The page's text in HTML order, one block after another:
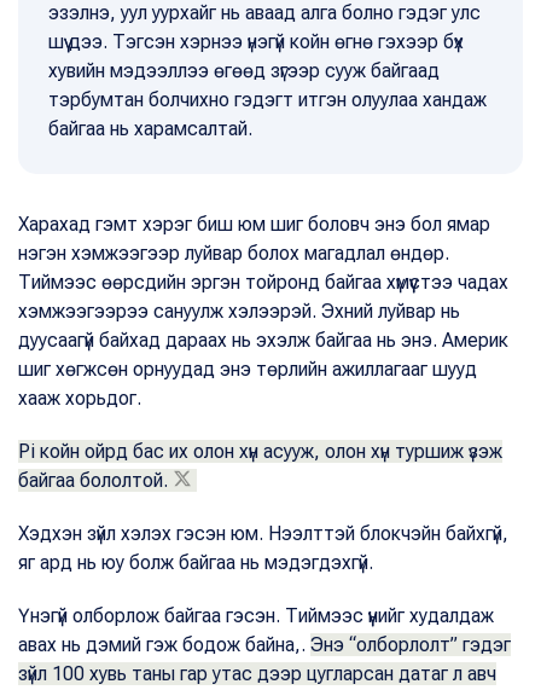
эзэлнэ, уул уурхайг нь аваад алга болно гэдэг улс
шүү дээ. Тэгсэн хэрнээ үнэгүй койн өгнө гэхээр бүх
хувийн мэдээллээ өгөөд зүгээр сууж байгаад
тэрбумтан болчихно гэдэгт итгэн олуулаа хандаж
байгаа нь харамсалтай.
Харахад гэмт хэрэг биш юм шиг боловч энэ бол ямар
нэгэн хэмжээгээр луйвар болох магадлал өндөр.
Тиймээс өөрсдийн эргэн тойронд байгаа хүмүүстээ чадах
хэмжээгээрээ сануулж хэлээрэй. Эхний луйвар нь
дуусаагүй байхад дараах нь эхэлж байгаа нь энэ. Америк
шиг хөгжсөн орнуудад энэ төрлийн ажиллагааг шууд
хааж хорьдог.
Pi койн ойрд бас их олон хүн асууж, олон хүн туршиж үзэж
байгаа бололтой.
Хэдхэн зүйл хэлэх гэсэн юм. Нээлттэй блокчэйн байхгүй,
яг ард нь юу болж байгаа нь мэдэгдэхгүй.
Үнэгүй олборлож байгаа гэсэн. Тиймээс үүнийг худалдаж
авах нь дэмий гэж бодож байна,. Энэ “олборлолт” гэдэг
зүйл 100 хувь таны гар утас дээр цугларсан датаг л авч